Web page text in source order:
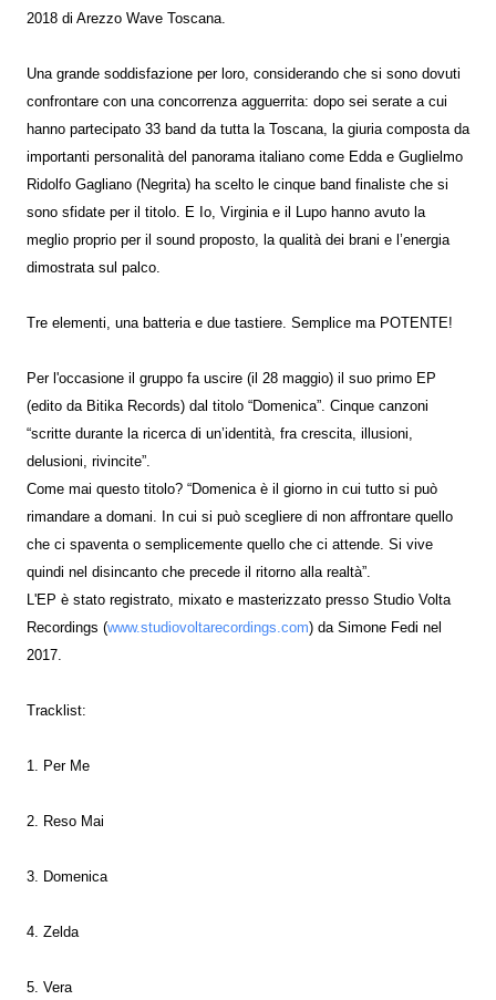
2018 di Arezzo Wave Toscana.
Una grande soddisfazione per loro, considerando che si sono dovuti
confrontare con una concorrenza agguerrita: dopo sei serate a cui
hanno partecipato 33 band da tutta la Toscana, la giuria composta da
importanti personalità del panorama italiano come Edda e Guglielmo
Ridolfo Gagliano (Negrita) ha scelto le cinque band finaliste che si
sono sfidate per il titolo. E Io, Virginia e il Lupo hanno avuto la
meglio proprio per il sound proposto, la qualità dei brani e l’energia
dimostrata sul palco.
Tre elementi, una batteria e due tastiere. Semplice ma POTENTE!
Per l'occasione il gruppo fa uscire (il 28 maggio) il suo primo EP
(edito da Bitika Records) dal titolo “Domenica”. Cinque canzoni
“scritte durante la ricerca di un’identità, fra crescita, illusioni,
delusioni, rivincite”.
Come mai questo titolo? “Domenica è il giorno in cui tutto si può
rimandare a domani. In cui si può scegliere di non affrontare quello
che ci spaventa o semplicemente quello che ci attende. Si vive
quindi nel disincanto che precede il ritorno alla realtà”.
L'EP è stato registrato, mixato e masterizzato presso Studio Volta
Recordings (www.studiovoltarecordings.com) da Simone Fedi nel
2017.
Tracklist:
1. Per Me
2. Reso Mai
3. Domenica
4. Zelda
5. Vera